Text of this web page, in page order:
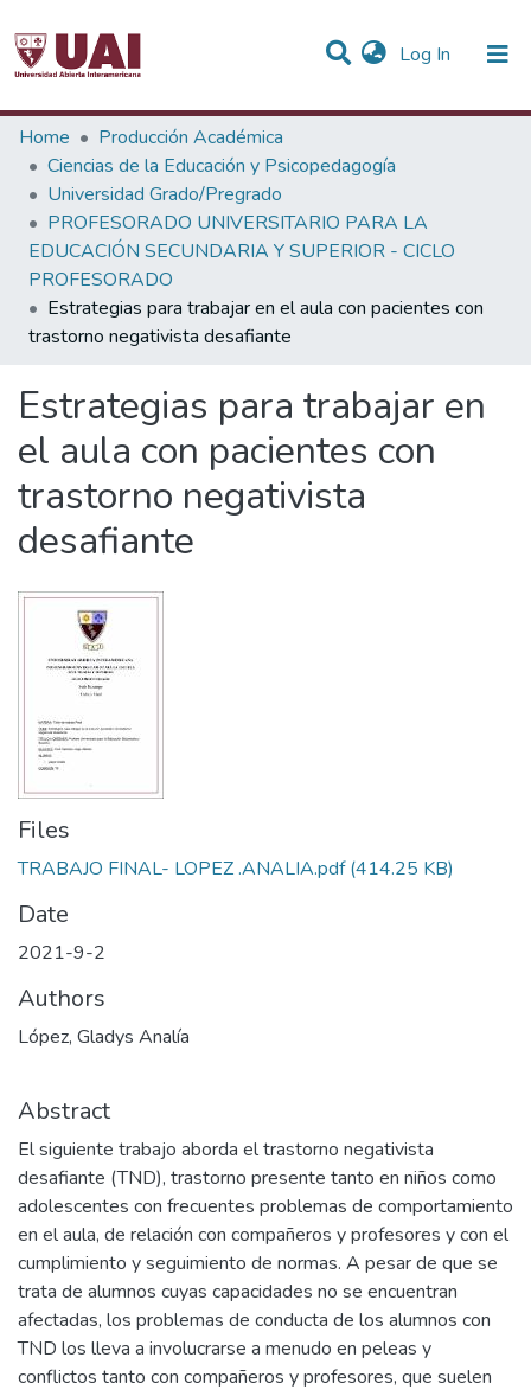
Log In (current)
Statistics
Communities & Collections
All of DSpace
Home
Producción Académica
Ciencias de la Educación y Psicopedagogía
Universidad Grado/Pregrado
PROFESORADO UNIVERSITARIO PARA LA
EDUCACIÓN SECUNDARIA Y SUPERIOR - CICLO
PROFESORADO
Estrategias para trabajar en el aula con pacientes con
trastorno negativista desafiante
Estrategias para trabajar en
el aula con pacientes con
trastorno negativista
desafiante
Files
TRABAJO FINAL- LOPEZ .ANALIA.pdf (414.25 KB)
Date
2021-9-2
Authors
López, Gladys Analía
Abstract
El siguiente trabajo aborda el trastorno negativista
desafiante (TND), trastorno presente tanto en niños como
adolescentes con frecuentes problemas de comportamiento
en el aula, de relación con compañeros y profesores y con el
cumplimiento y seguimiento de normas. A pesar de que se
trata de alumnos cuyas capacidades no se encuentran
afectadas, los problemas de conducta de los alumnos con
TND los lleva a involucrarse a menudo en peleas y
conflictos tanto con compañeros y profesores, que suelen